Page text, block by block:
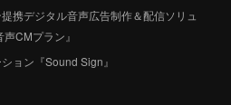
携デジタル音声広告制作＆配信ソリュ
声CMプラン』
ョン『Sound Sign』